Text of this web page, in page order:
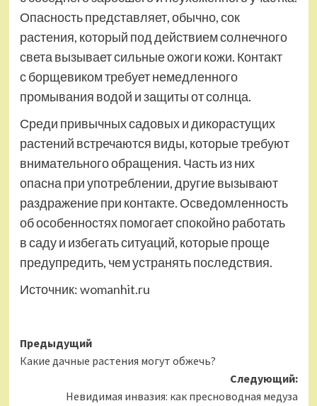
Опасность представляет, обычно, сок
растения, который под действием солнечного
света вызывает сильные ожоги кожи. Контакт
с борщевиком требует немедленного
промывания водой и защиты от солнца.
Среди привычных садовых и дикорастущих
растений встречаются виды, которые требуют
внимательного обращения. Часть из них
опасна при употреблении, другие вызывают
раздражение при контакте. Осведомленность
об особенностях помогает спокойно работать
в саду и избегать ситуаций, которые проще
предупредить, чем устранять последствия.
Источник:womanhit.ru
Навигация
записи
Предыдущий
Какие дачные растения могут обжечь?
Следующий:
Невидимая инвазия: как пресноводная медуза